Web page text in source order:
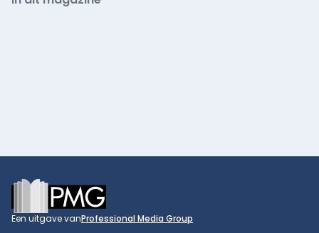
Footer
Een uitgave vanProfessional Media Group